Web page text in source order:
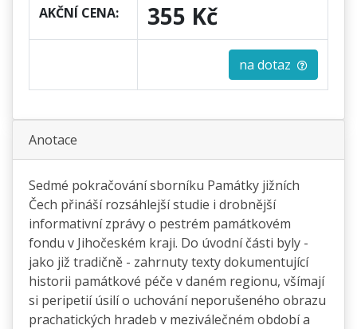
AKČNÍ CENA: 355 Kč
na dotaz
Anotace
Sedmé pokračování sborníku Památky jižních
Čech přináší rozsáhlejší studie i drobnější
informativní zprávy o pestrém památkovém
fondu v Jihočeském kraji. Do úvodní části byly -
jako již tradičně - zahrnuty texty dokumentující
historii památkové péče v daném regionu, všímají
si peripetií úsilí o uchování neporušeného obrazu
prachatických hradeb v meziválečném období a